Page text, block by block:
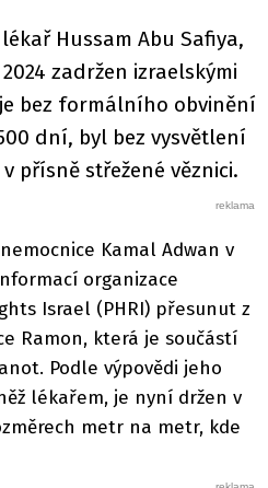
Hussam Abu Safiya,
zadržen izraelskými
bez formálního obvinění
dní, byl bez vysvětlení
přísně střežené věznici.
Kamal Adwan v
organizace
Israel (PHRI) přesunut z
Ramon, která je součástí
Podle výpovědi jeho
lékařem, je nyní držen v
metr na metr, kde